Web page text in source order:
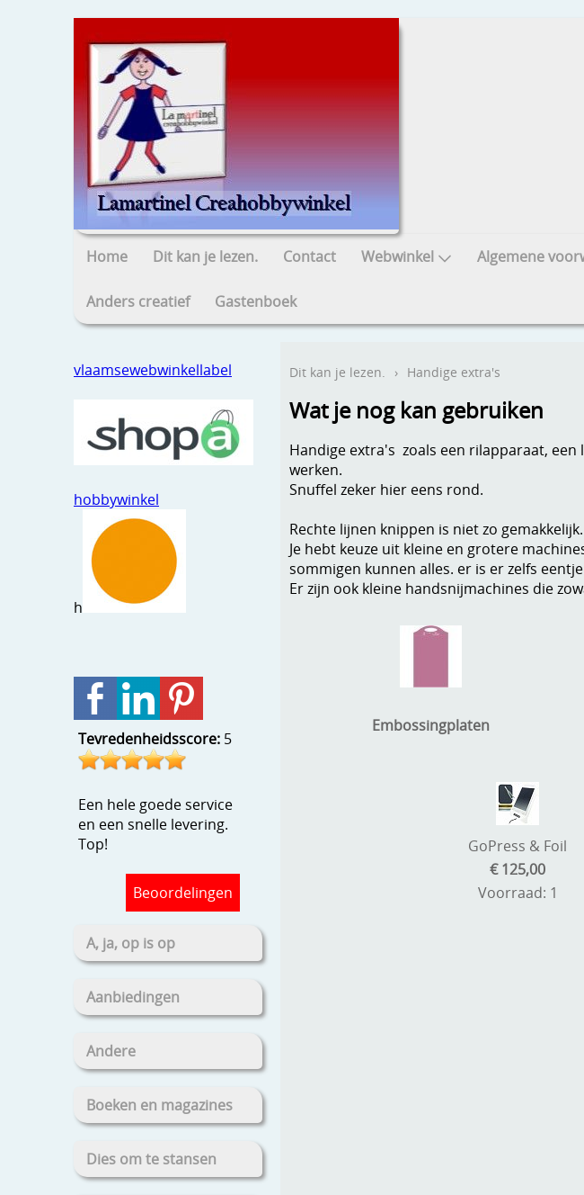
Home Dit kan je lezen. Contact Webwinkel Algemene
Anders creatief Gastenboek
vlaamsewebwinkellabel
hobbywinkel
h
Tevredenheidsscore: 5
Een hele goede service
en een snelle levering.
Top!
Beoordelingen
A, ja, op is op
Aanbiedingen
Andere
Boeken en magazines
Dies om te stansen
Dit kan je lezen. › Handige extra's
Wat je nog kan gebruiken
Handige extra's zoals een rilapparaat,
werken.
Snuffel zeker hier eens rond.
Rechte lijnen knippen is niet zo
Je hebt keuze uit kleine en grotere
sommigen kunnen alles. er is er zelfs
Er zijn ook kleine handsnijmachines die
Embossingplaten
GoPress & Foil
€ 125,00
Voorraad: 1